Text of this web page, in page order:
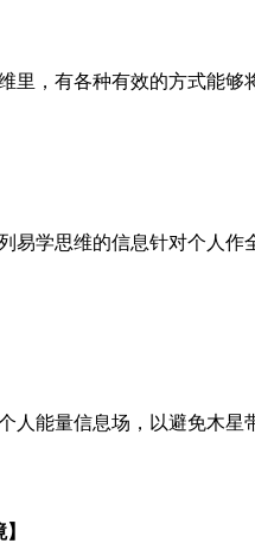
，有各种有效的方式能
学思维的信息针对个人作
能量信息场，以避免木星